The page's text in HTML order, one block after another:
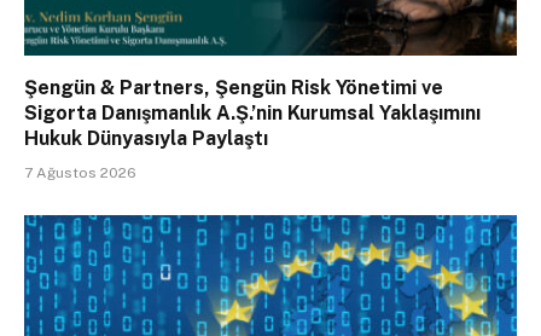
Şengün & Partners, Şengün Risk Yönetimi ve
Sigorta Danışmanlık A.Ş.’nin Kurumsal Yaklaşımını
Hukuk Dünyasıyla Paylaştı
7 Ağustos 2026